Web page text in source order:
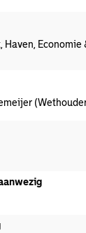
Economie